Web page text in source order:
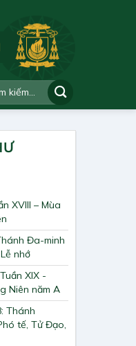
XVIII – Mùa
Đa-minh
nhớ
XIX -
Niên năm A
Thánh
tế, Tử Đạo,